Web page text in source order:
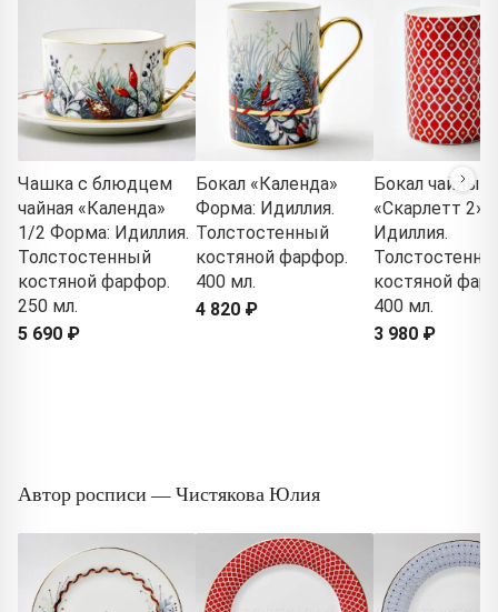
Чашка с блюдцем
чайная «Календа»
1/2 Форма: Идиллия.
Толстостенный
костяной фарфор.
250 мл.
5 690 ₽
Бокал «Календа»
Форма: Идиллия.
Толстостенный
костяной фарфор.
400 мл.
4 820 ₽
Бокал чайный
«Скарлетт 2»
Идиллия.
костяной
400 мл.
3 980 ₽
Автор росписи — Чистякова Юлия